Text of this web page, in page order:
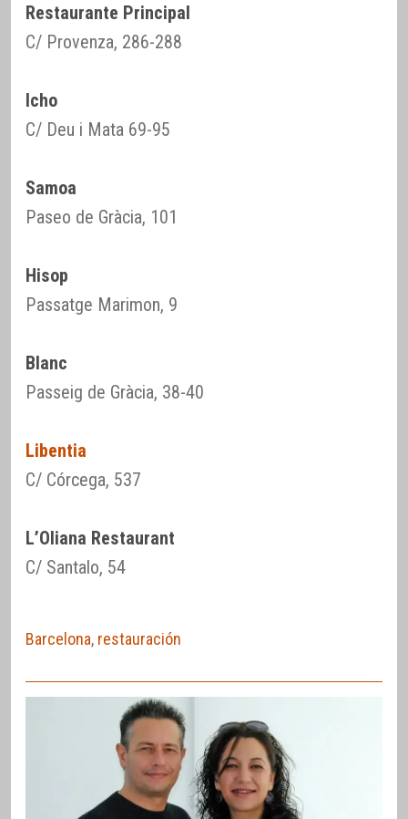
Restaurante Principal
C/ Provenza, 286-288
Icho
C/ Deu i Mata 69-95
Samoa
Paseo de Gràcia, 101
Hisop
Passatge Marimon, 9
Blanc
Passeig de Gràcia, 38-40
Libentia
C/ Córcega, 537
L’Oliana Restaurant
C/ Santalo, 54
Barcelona, restauración